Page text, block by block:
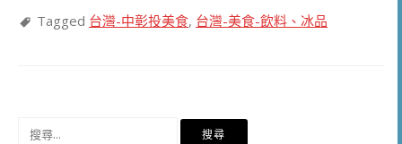
Tagged 台灣-中彰投美食, 台灣-美食-飲料、冰品